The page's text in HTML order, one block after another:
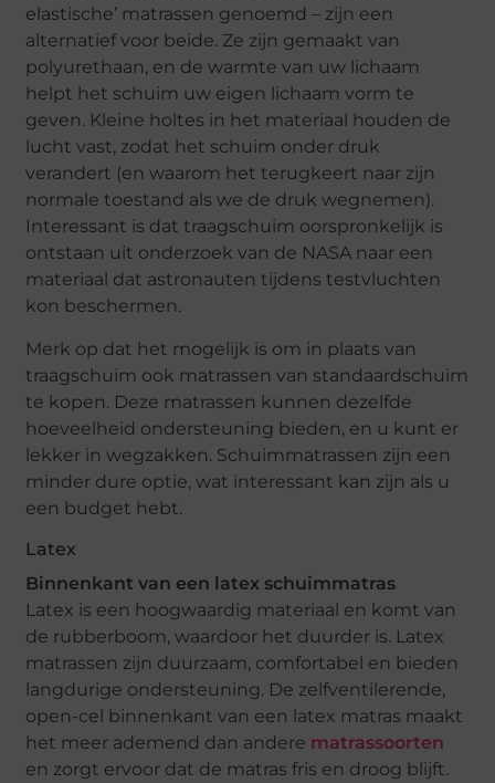
elastische’ matrassen genoemd – zijn een
alternatief voor beide. Ze zijn gemaakt van
polyurethaan, en de warmte van uw lichaam
helpt het schuim uw eigen lichaam vorm te
geven. Kleine holtes in het materiaal houden de
lucht vast, zodat het schuim onder druk
verandert (en waarom het terugkeert naar zijn
normale toestand als we de druk wegnemen).
Interessant is dat traagschuim oorspronkelijk is
ontstaan uit onderzoek van de NASA naar een
materiaal dat astronauten tijdens testvluchten
kon beschermen.
Merk op dat het mogelijk is om in plaats van
traagschuim ook matrassen van standaardschuim
te kopen. Deze matrassen kunnen dezelfde
hoeveelheid ondersteuning bieden, en u kunt er
lekker in wegzakken. Schuimmatrassen zijn een
minder dure optie, wat interessant kan zijn als u
een budget hebt.
Latex
Binnenkant van een latex schuimmatras
Latex is een hoogwaardig materiaal en komt van
de rubberboom, waardoor het duurder is. Latex
matrassen zijn duurzaam, comfortabel en bieden
langdurige ondersteuning. De zelfventilerende,
open-cel binnenkant van een latex matras maakt
het meer ademend dan andere matrassoorten
en zorgt ervoor dat de matras fris en droog blijft.